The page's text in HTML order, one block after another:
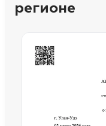
регионе